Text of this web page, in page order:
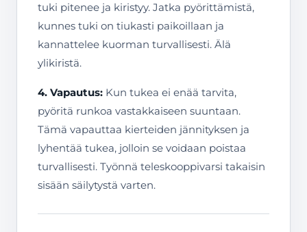
tuki pitenee ja kiristyy. Jatka pyörittämistä,
kunnes tuki on tiukasti paikoillaan ja
kannattelee kuorman turvallisesti. Älä
ylikiristä.
4. Vapautus: Kun tukea ei enää tarvita,
pyöritä runkoa vastakkaiseen suuntaan.
Tämä vapauttaa kierteiden jännityksen ja
lyhentää tukea, jolloin se voidaan poistaa
turvallisesti. Työnnä teleskooppivarsi takaisin
sisään säilytystä varten.